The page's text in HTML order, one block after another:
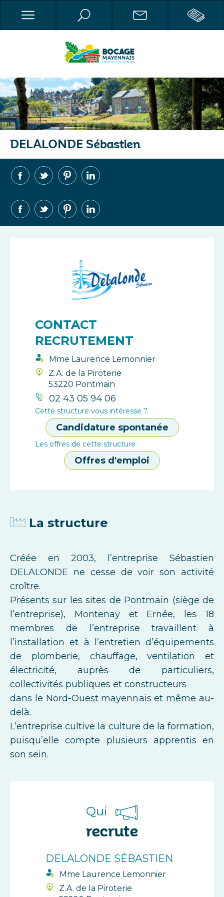
DELALONDE Sébastien
CONTACT
RECRUTEMENT
Mme Laurence Lemonnier
Z.A. de la Piroterie
53220 Pontmain
02 43 05 94 06
Cette structure vous intéresse ?
Candidature spontanée
Les offres de cette structure
Offres d'emploi
La structure
Créée en 2003, l’entreprise Sébastien
DELALONDE ne cesse de voir son activité
croître.
Présents sur les sites de Pontmain (siège de
l’entreprise), Montenay et Ernée, les 18
membres de l’entreprise travaillent à
l’installation et à l’entretien d’équipements
de plomberie, chauffage, ventilation et
électricité, auprès de particuliers,
collectivités publiques et constructeurs
dans le Nord-Ouest mayennais et même au-
delà.
L’entreprise cultive la culture de la formation,
puisqu’elle compte plusieurs apprentis en
son sein.
Qui
recrute
DELALONDE SÉBASTIEN
Mme Laurence Lemonnier
Z.A. de la Piroterie